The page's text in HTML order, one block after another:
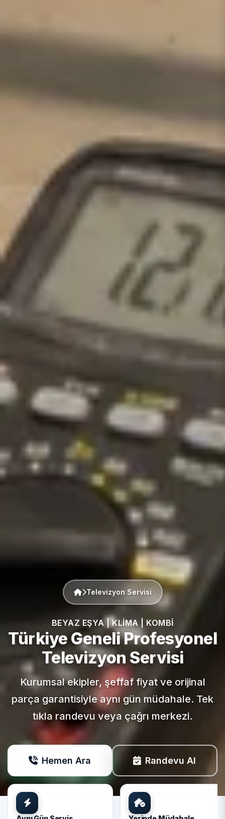
Televizyon Servisi
BEYAZ EŞYA | KLIMA | KOMBI
Türkiye GeneliProfesyonel
Televizyon Servisi
Kurumsal ekipler, şeffaf fiyat ve orijinal
parça garantisiyle aynı gün müdahale. Tek
tıkla randevu veya çağrı merkezi.
Hemen Ara Randevu Al